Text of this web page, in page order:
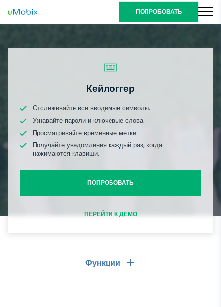
ПОПРОБОВАТЬ
Кейлоггер
Отслеживайте все вводимые символы.
Узнавайте пароли и ключевые слова.
Просматривайте временные метки.
Получайте уведомления каждый раз, когда
нажимаются клавиши.
ПОПРОБОВАТЬ
ПЕРЕЙТИ К ДЕМО
Функции